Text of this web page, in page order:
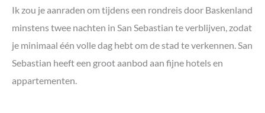
Ik zou je aanraden om tijdens een rondreis door Baskenland
minstens twee nachten in San Sebastian te verblijven, zodat
je minimaal één volle dag hebt om de stad te verkennen. San
Sebastian heeft een groot aanbod aan fijne hotels en
appartementen.